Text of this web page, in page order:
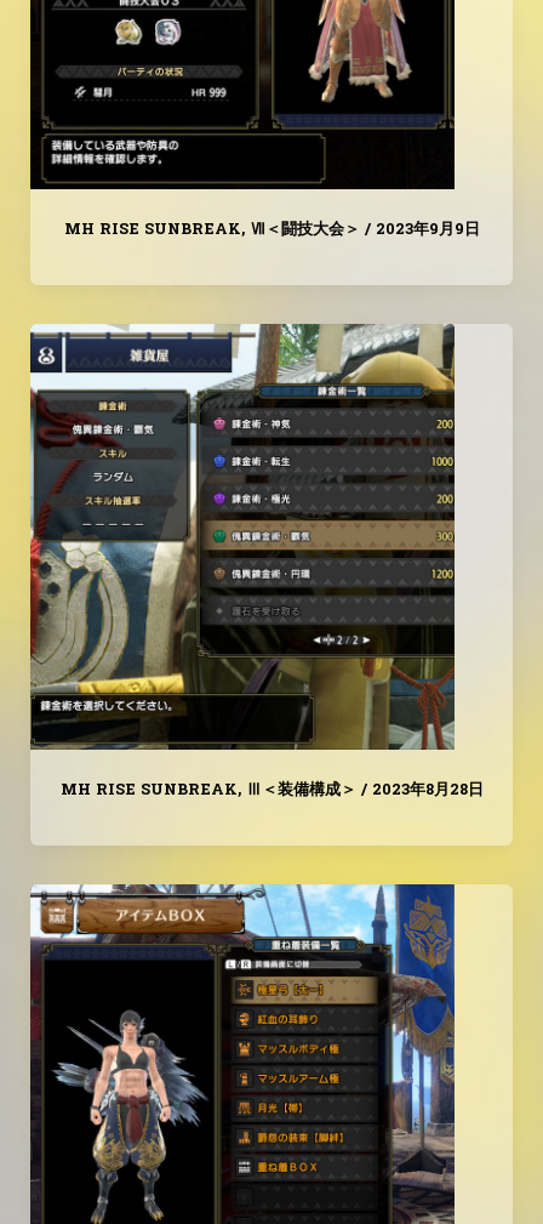
MH RISE SUNBREAK, Ⅶ＜闘技大会＞ / 2023年9月9日
MH RISE SUNBREAK, Ⅲ＜装備構成＞ / 2023年8月28日